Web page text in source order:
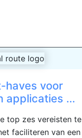
haves voor
applicaties ...
top zes vereisten te
faciliteren van een